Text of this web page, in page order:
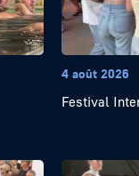
4 août 2026
Festival